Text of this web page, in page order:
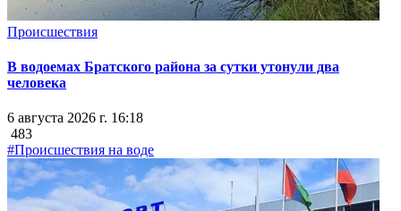
Происшествия
В водоемах Братского района за сутки утонули два
человека
6 августа 2026 г. 16:18
483
#Происшествия на воде